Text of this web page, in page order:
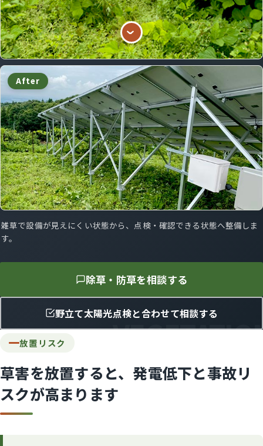
After
雑草で設備が見えにくい状態から、点検・確認できる状態へ整備しま
す。
除草・防草を相談する
野立て太陽光点検と合わせて相談する
放置リスク
草害を放置すると、発電低下と事故リ
スクが高まります